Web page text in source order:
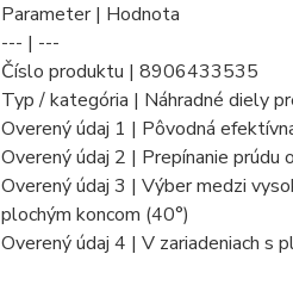
Parameter | Hodnota
--- | ---
Číslo produktu | 8906433535
Typ / kategória | Náhradné diely
Overený údaj 1 | Pôvodná
Overený údaj 2 | Prepínanie prúdu
Overený údaj 3 | Výber medzi
plochým koncom (40°)
Overený údaj 4 | V zariadeniach s